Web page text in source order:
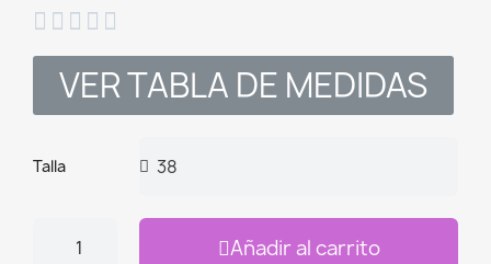
    
VER TABLA DE MEDIDAS
Talla
Añadir al carrito